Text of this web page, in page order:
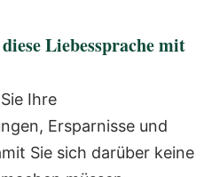
Liebessprache mit
Sie Ihre
Ersparnisse und
Sie sich darüber keine